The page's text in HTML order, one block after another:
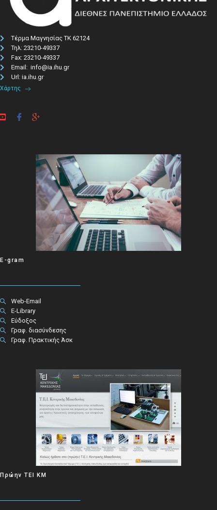
Τέρμα Μαγνησίας ΤΚ 62124
Τηλ: 23210-49337​
Fax: 23210-49337
Email: info@ia.ihu.gr
Url: ia.ihu.gr
Χάρτης
E-gram
Web-Email
E-Library
Εύδοξος
Γραφ. διασύνδεσης
Γραφ. Πρακτικής Άσκ
Πρώην ΤΕΙ ΚΜ